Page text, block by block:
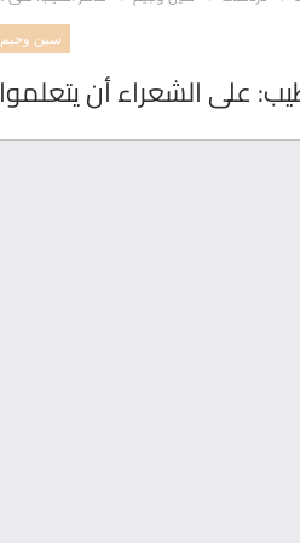
سين وجيم
على الشعراء أن